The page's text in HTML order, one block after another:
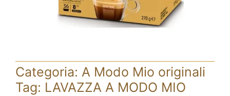
Categoria: A Modo Mio originali
Tag: LAVAZZA A MODO MIO